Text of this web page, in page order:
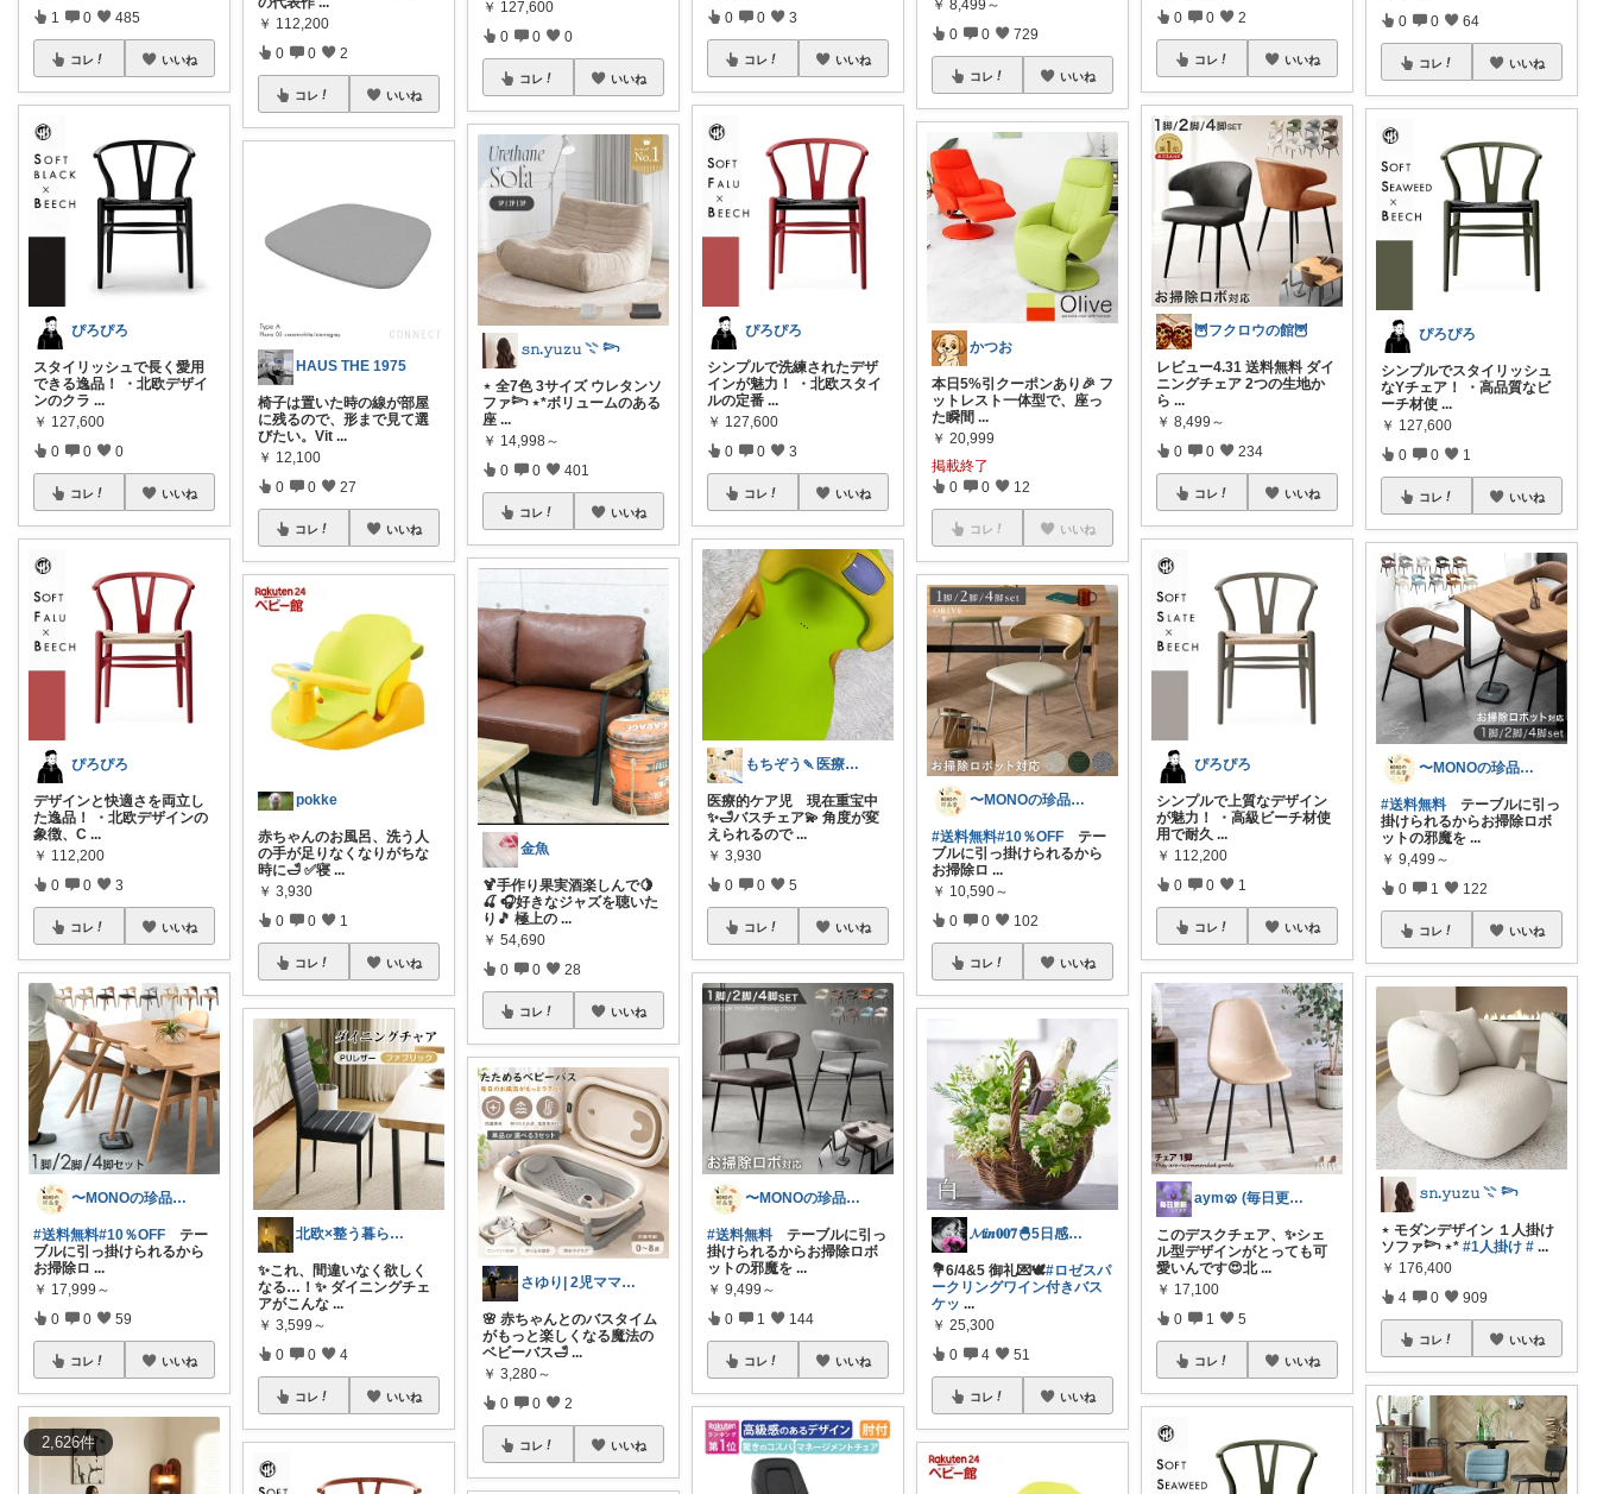
2,626件
1 0 485
コレ いいね
ぴろぴろ
スタイリッシュで長く愛用
できる逸品！ ・北欧デザイ
ンのクラ ...
￥ 127,600
0 0 0
コレ いいね
ぴろぴろ
デザインと快適さを両立し
た逸品！ ・北欧デザインの
象徴、C ...
￥ 112,200
0 0 3
コレ いいね
〜MONOの珍品堂〜
#送料無料#10％OFF テー
ブルに引っ掛けられるから
お掃除ロ ...
￥ 17,999～
0 0 59
コレ いいね
￥ 112,200
0 0 2
コレ いいね
HAUS THE 1975
椅子は置いた時の線が部屋
に残るので、形まで見て選
びたい。Vit ...
￥ 12,100
0 0 27
コレ いいね
pokke
赤ちゃんのお風呂、洗う人
の手が足りなくなりがちな
時に🛁 ✅寝 ...
￥ 3,930
0 0 1
コレ いいね
北欧×整う暮らし｜ハル
✨これ、間違いなく欲しく
なる…！✨ ダイニングチェ
アがこんな ...
￥ 3,599～
0 0 4
コレ いいね
￥ 127,600
0 0 0
コレ いいね
𝚜𝚗.𝚢𝚞𝚣𝚞 𓇢 𓆸
⋆ 全7色 3サイズ ウレタンソ
ファ𓆸 ⋆*ボリュームのある
座 ...
￥ 14,998～
0 0 401
コレ いいね
金魚
🍹手作り果実酒楽しんで🍋
🍒 🎧好きなジャズを聴いた
り🎵 極上の ...
￥ 54,690
0 0 28
コレ いいね
さゆり| 2児ママお買い物メモ🧸
🌸 赤ちゃんとのバスタイム
がもっと楽しくなる魔法の
ベビーバス🛁 ...
￥ 3,280～
0 0 2
コレ いいね
0 0 3
コレ いいね
ぴろぴろ
シンプルで洗練されたデザ
インが魅力！ ・北欧スタイ
ルの定番 ...
￥ 127,600
0 0 3
コレ いいね
もちぞう🍡医療的ケア児
医療的ケア児 現在重宝中
✨🛁バスチェア💫 角度が変
えられるので ...
￥ 3,930
0 0 5
コレ いいね
〜MONOの珍品堂〜
#送料無料 テーブルに引っ
掛けられるからお掃除ロボ
ットの邪魔を ...
￥ 9,499～
0 1 144
コレ いいね
￥ 8,499～
0 0 729
コレ いいね
かつお
本日5%引クーポンあり🎉 フ
ットレスト一体型で、座っ
た瞬間 ...
￥ 20,999
掲載終了
0 0 12
コレ いいね
〜MONOの珍品堂〜
#送料無料#10％OFF テー
ブルに引っ掛けられるから
お掃除ロ ...
￥ 10,590～
0 0 102
コレ いいね
𝓜𝒊𝒏𝟎𝟎𝟕🐣5日感謝💝
💐6/4&5 御礼💌🕊️#ロゼスパ
ークリングワイン付きバス
ケッ ...
￥ 25,300
0 4 51
コレ いいね
0 0 2
コレ いいね
🦉フクロウの館🦉
レビュー4.31 送料無料 ダイ
ニングチェア 2つの生地か
ら ...
￥ 8,499～
0 0 234
コレ いいね
ぴろぴろ
シンプルで上質なデザイン
が魅力！ ・高級ビーチ材使
用で耐久 ...
￥ 112,200
0 0 1
コレ いいね
aym🥨 (毎日更新してます🙌)
このデスクチェア、✨シェ
ル型デザインがとっても可
愛いんです😍北 ...
￥ 17,100
0 1 5
コレ いいね
0 0 64
コレ いいね
ぴろぴろ
シンプルでスタイリッシュ
なYチェア！ ・高品質なビ
ーチ材使 ...
￥ 127,600
0 0 1
コレ いいね
〜MONOの珍品堂〜
#送料無料 テーブルに引っ
掛けられるからお掃除ロボ
ットの邪魔を ...
￥ 9,499～
0 1 122
コレ いいね
𝚜𝚗.𝚢𝚞𝚣𝚞 𓇢 𓆸
⋆ モダンデザイン １人掛け
ソファ𓆸 ⋆*#1人掛け # ...
￥ 176,400
4 0 909
コレ いいね